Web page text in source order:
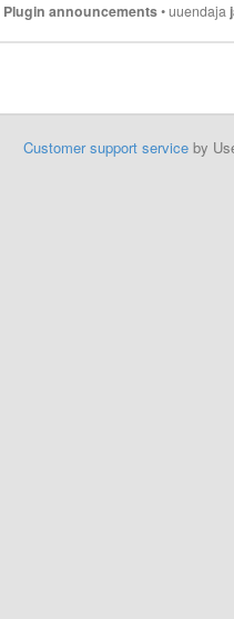
Plugin announcements•uuendaja
Customer support serviceby